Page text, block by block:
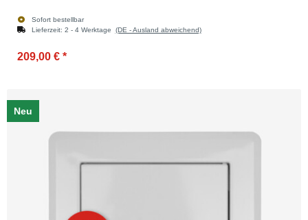
Sofort bestellbar
Lieferzeit: 2 - 4 Werktage (DE - Ausland abweichend)
209,00 € *
Neu